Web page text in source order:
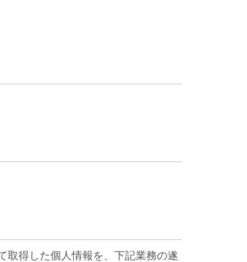
取得した個人情報を、下記業務の遂